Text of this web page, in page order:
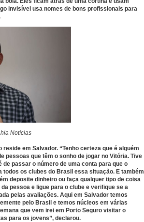
invisível usa nomes de bons profissionais para
Notícias
em Salvador. “Tenho certeza que é alguém
pessoas que têm o sonho de jogar no Vitória. Tive
passar o número de uma conta para que o
os clubes do Brasil essa situação. E também
deposite dinheiro ou faça qualquer tipo de coisa
pessoa e ligue para o clube e verifique se a
pelas avaliações. Aqui em Salvador temos
pelo Brasil e temos núcleos em várias
que vem irei em Porto Seguro visitar o
para os jovens”, declarou.